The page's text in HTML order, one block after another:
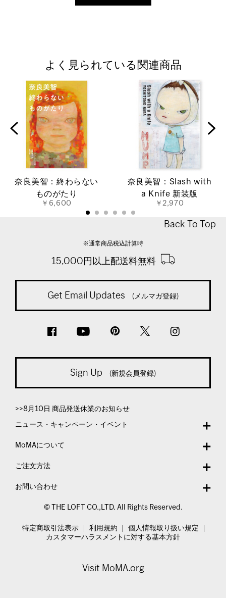
よく見られている関連商品
奈良美智：終わらない
ものがたり
￥6,600
奈良美智：Slash with
a Knife 新装版
￥2,970
Back To Top
※通常商品税込計算時
15,000円以上配送料無料
Get Email Updates (メルマガ登録)
Sign Up (新規会員登録)
>>8月10日 商品発送休業のお知らせ
ニュース・キャンペーン・イベント
MoMAについて
ご注文方法
お問い合わせ
© THE LOFT CO.,LTD. All Rights Reserved.
特定商取引法表示 利用規約
個人情報取り扱い規定
カスタマーハラスメントに対する基本方針
Visit MoMA.org